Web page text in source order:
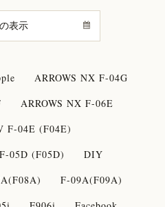
ARROWS NX F-04G
ARROWS NX F-06E
F-04E (F04E)
05D (F05D)
DIY
F-09A(F09A)